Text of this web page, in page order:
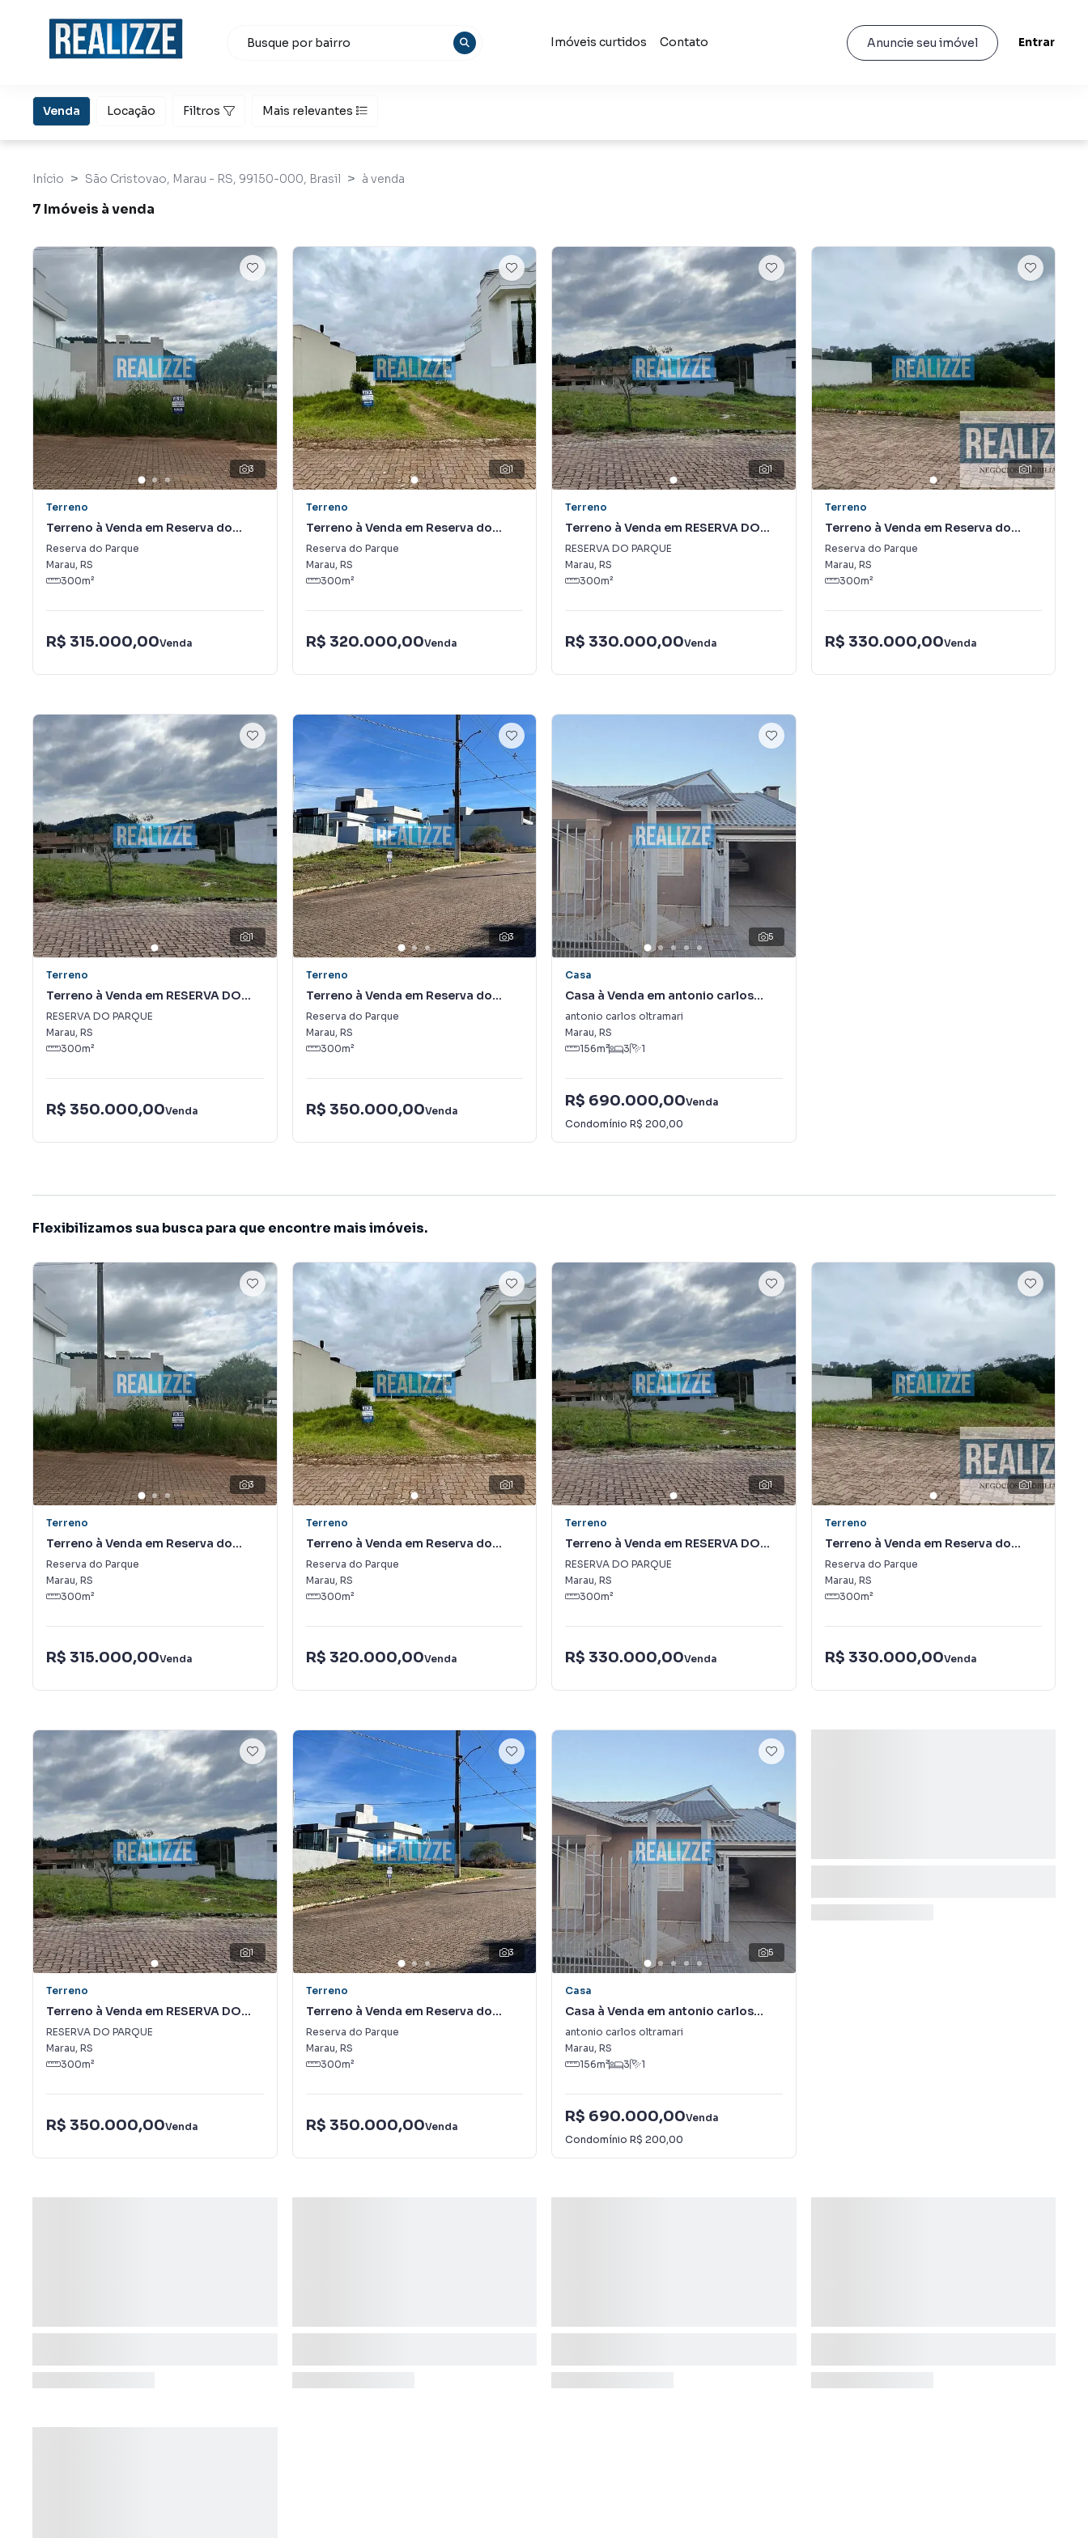
Imóveis curtidos Contato Anuncie seu imóvel Entrar
Venda Locação Filtros Mais relevantes
Início São Cristovao, Marau - RS, 99150-000, Brasil à venda
7 Imóveis à venda
3
Terreno
Terreno à Venda em Reserva do
Parque
Reserva do Parque
Marau, RS
300m²
R$ 315.000,00Venda
1
Terreno
Terreno à Venda em Reserva do
Parque
Reserva do Parque
Marau, RS
300m²
R$ 320.000,00Venda
1
Terreno
Terreno à Venda em RESERVA DO
PARQUE
RESERVA DO PARQUE
Marau, RS
300m²
R$ 330.000,00Venda
1
Terreno
Terreno à Venda em Reserva do
Parque
Reserva do Parque
Marau, RS
300m²
R$ 330.000,00Venda
1
Terreno
Terreno à Venda em RESERVA DO
PARQUE
RESERVA DO PARQUE
Marau, RS
300m²
R$ 350.000,00Venda
3
Terreno
Terreno à Venda em Reserva do
Parque
Reserva do Parque
Marau, RS
300m²
R$ 350.000,00Venda
5
Casa
Casa à Venda em antonio carlos
oltramari
antonio carlos oltramari
Marau, RS
156m² 3 1
R$ 690.000,00Venda
Condomínio R$ 200,00
Flexibilizamos sua busca para que encontre mais imóveis.
3
Terreno
Terreno à Venda em Reserva do
Parque
Reserva do Parque
Marau, RS
300m²
R$ 315.000,00Venda
1
Terreno
Terreno à Venda em Reserva do
Parque
Reserva do Parque
Marau, RS
300m²
R$ 320.000,00Venda
1
Terreno
Terreno à Venda em RESERVA DO
PARQUE
RESERVA DO PARQUE
Marau, RS
300m²
R$ 330.000,00Venda
1
Terreno
Terreno à Venda em Reserva do
Parque
Reserva do Parque
Marau, RS
300m²
R$ 330.000,00Venda
1
Terreno
Terreno à Venda em RESERVA DO
PARQUE
RESERVA DO PARQUE
Marau, RS
300m²
R$ 350.000,00Venda
3
Terreno
Terreno à Venda em Reserva do
Parque
Reserva do Parque
Marau, RS
300m²
R$ 350.000,00Venda
5
Casa
Casa à Venda em antonio carlos
oltramari
antonio carlos oltramari
Marau, RS
156m² 3 1
R$ 690.000,00Venda
Condomínio R$ 200,00